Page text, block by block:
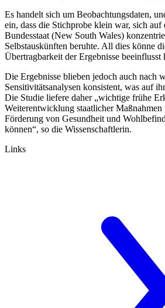
Es handelt sich um Beobachtungsdaten,
ein, dass die Stichprobe klein war, sich auf
Bundesstaat (New South Wales)
Selbstauskünften beruhte. All dies könne
Übertragbarkeit der Ergebnisse beeinflusst
Die Ergebnisse blieben jedoch auch nach
Sensitivitätsanalysen konsistent, was auf
Die Studie liefere daher „wichtige frühe
Weiterentwicklung staatlicher
Förderung von Gesundheit und
können“, so die Wissenschaftlerin.
Links